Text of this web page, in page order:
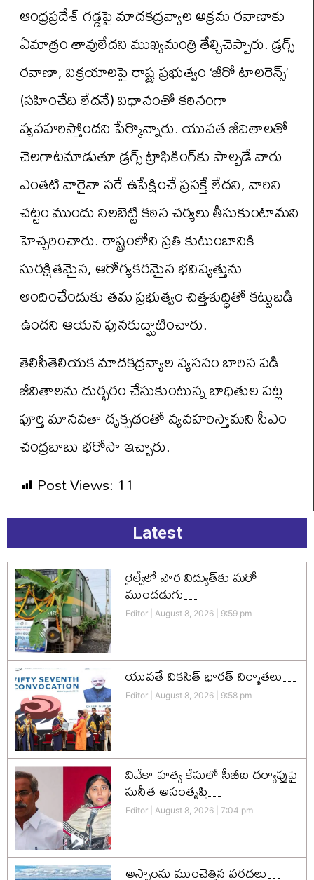
ఆంధ్రప్రదేశ్ గడ్డపై మాదకద్రవ్యాల అక్రమ రవాణాకు
ఏమాత్రం తావులేదని ముఖ్యమంత్రి తేల్చిచెప్పారు. డ్రగ్స్
రవాణా, విక్రయాలపై రాష్ట్ర ప్రభుత్వం ‘జీరో టాలరెన్స్’
(సహించేది లేదనే) విధానంతో కఠినంగా
వ్యవహరిస్తోందని పేర్కొన్నారు. యువత జీవితాలతో
చెలగాటమాడుతూ డ్రగ్స్ ట్రాఫికింగ్‌కు పాల్పడే వారు
ఎంతటి వారైనా సరే ఉపేక్షించే ప్రసక్తే లేదని, వారిని
చట్టం ముందు నిలబెట్టి కఠిన చర్యలు తీసుకుంటామని
హెచ్చరించారు. రాష్ట్రంలోని ప్రతి కుటుంబానికి
సురక్షితమైన, ఆరోగ్యకరమైన భవిష్యత్తును
అందించేందుకు తమ ప్రభుత్వం చిత్తశుద్ధితో కట్టుబడి
ఉందని ఆయన పునరుద్ఘాటించారు.
తెలిసీతెలియక మాదకద్రవ్యాల వ్యసనం బారిన పడి
జీవితాలను దుర్భరం చేసుకుంటున్న బాధితుల పట్ల
పూర్తి మానవతా దృక్పథంతో వ్యవహరిస్తామని సీఎం
చంద్రబాబు భరోసా ఇచ్చారు.
Post Views: 11
Latest
రైల్వేలో సౌర విద్యుత్‌కు మరో
ముందడుగు…
Editor August 8, 2026 9:59 pm
యువతే వికసిత్‌ భారత్‌ నిర్మాతలు…
Editor August 8, 2026 9:58 pm
వివేకా హత్య కేసులో సీబీఐ దర్యాప్తుపై
సునీత అసంతృప్తి…
Editor August 8, 2026 7:04 pm
అస్సాంను ముంచెత్తిన వరదలు…